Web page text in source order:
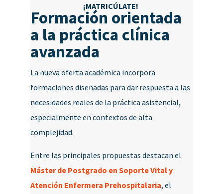
¡MATRICÚLATE!
Formación orientada
a la práctica clínica
avanzada
La nueva oferta académica incorpora
formaciones diseñadas para dar respuesta a las
necesidades reales de la práctica asistencial,
especialmente en contextos de alta
complejidad.
Entre las principales propuestas destacan el
Máster de Postgrado en Soporte Vital y
Atención Enfermera Prehospitalaria, el